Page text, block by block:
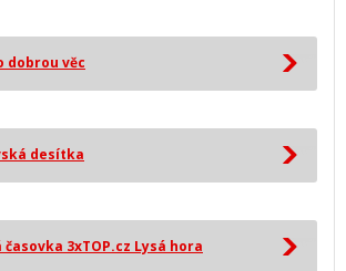
dobrou věc
desítka
časovka 3xTOP.cz Lysá hora